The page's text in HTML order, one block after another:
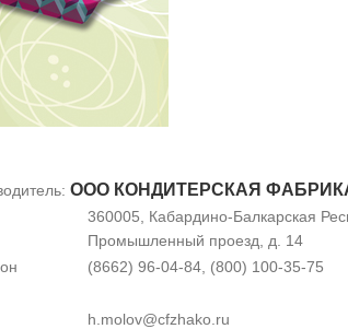
ООО КОНДИТЕРСКАЯ
360005, Кабардино-Балкарская
Промышленный проезд, д. 14
(8662) 96-04-84, (800) 100-35-75
h.molov@cfzhako.ru